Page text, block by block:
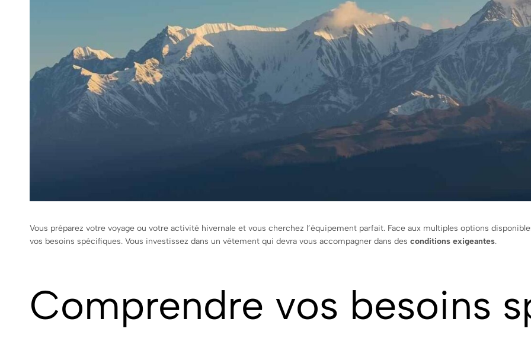
Vous préparez votre voyage ou votre activité hivernale et vous cherchez l’équipement parfait. Face aux multiples options
vos besoins spécifiques. Vous investissez dans un vêtement qui devra vous accompagner dans des conditions exigeantes.
Comprendre vos besoins